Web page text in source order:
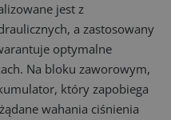
jest z
a zastosowany
optymalne
Na bloku zaworowym,
który zapobiega
wahania ciśnienia